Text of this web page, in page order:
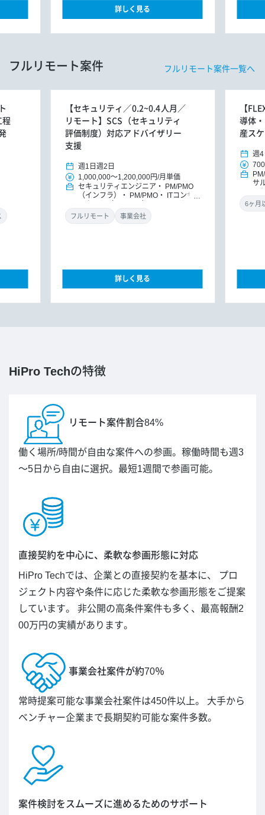
詳しく見る
フルリモート案件 フルリモート案件一覧へ
程
【セキュリティ／0.2~0.4人月／
リモート】SCS（セキュリティ
評価制度）対応アドバイザリー
支援
週1日 週2日
1,000,000～1,200,000円/月単価
セキュリティエンジニア
PM/PMO
（インフラ）
PM/PMO
ITコンサ
ント
DXコンサルタント
フルリモート 事業会社
詳しく見る
【
導体
産ス
週4
サ
HiPro Techの特徴
リモート案件割合84%
働く場所/時間が自由な案件への参画。稼働時間も週3
～5日から自由に選択。最短1週間で参画可能。
直接契約を中心に、柔軟な参画形態に対応
HiPro Techでは、企業との直接契約を基本に、 プロ
ジェクト内容や条件に応じた柔軟な参画形態をご提案
しています。 非公開の高条件案件も多く、最高報酬2
00万円の実績があります。
事業会社案件が約70％
常時提案可能な事業会社案件は450件以上。 大手から
ベンチャー企業まで長期契約可能な案件多数。
案件検討をスムーズに進めるためのサポート